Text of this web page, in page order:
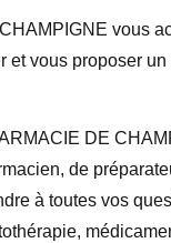
vous
et vous proposer
DE
de
à toutes vos